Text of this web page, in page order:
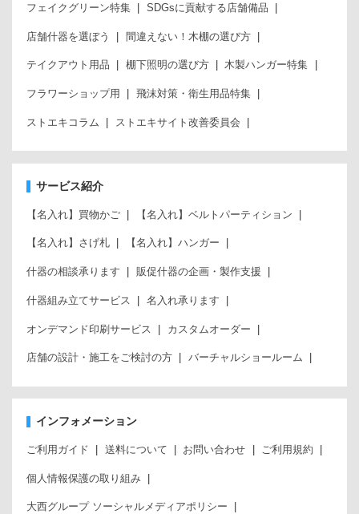
フェイクグリーン特集 SDGsに貢献する店舗備品
店舗什器を選ぼう 間違えない！木棚の選び方
テイクアウト用品 棚下照明の選び方 木製ハンガー特集
フラワーショップ用 飛沫対策・衛生用品特集
ストエキコラム ストエキサイト改善委員会
サービス紹介
【名入れ】買物かご 【名入れ】ベルトパーティション
【名入れ】さげ札 【名入れ】ハンガー
什器の相談承ります 販促什器の企画・製作支援
什器組み立てサービス 名入れ承ります
オンデマンド印刷サービス カスタムオーダー
店舗の設計・施工をご検討の方 バーチャルショールーム
インフォメーション
ご利用ガイド 送料について お問い合わせ ご利用規約
個人情報保護の取り組み
大西グループ ソーシャルメディアポリシー